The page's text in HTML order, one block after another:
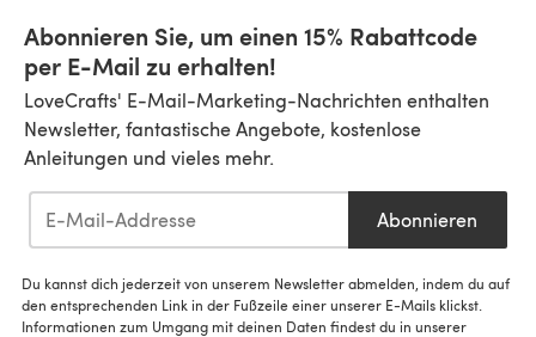
Abonnieren Sie, um einen 15% Rabattcode
per E-Mail zu erhalten!
LoveCrafts' E-Mail-Marketing-Nachrichten enthalten
Newsletter, fantastische Angebote, kostenlose
Anleitungen und vieles mehr.
Abonnieren
Du kannst dich jederzeit von unserem Newsletter abmelden, indem du auf
den entsprechenden Link in der Fußzeile einer unserer E-Mails klickst.
Informationen zum Umgang mit deinen Daten findest du in unserer